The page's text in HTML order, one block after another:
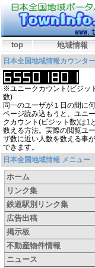
top 地域情報
日本全国地域情報カウンター
※ユニークカウント(ビジッ
数)
同一のユーザが１日の間に何
ページ読み込もうと、ユニー
クカウント(ビジット数)は1
数える方法。実際の閲覧ユー
ザ数に近い人数を数える事が
できます。
日本全国地域情報 メニュー
ホーム
リンク集
鉄道駅別リンク集
広告出稿
掲示板
不動産物件情報
ニュース